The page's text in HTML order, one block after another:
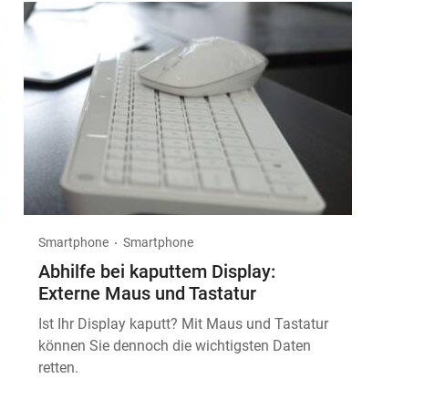
Smartphone Smartphone
Abhilfe bei kaputtem Display:
Externe Maus und Tastatur
Ist Ihr Display kaputt? Mit Maus und Tastatur
können Sie dennoch die wichtigsten Daten
retten.